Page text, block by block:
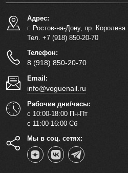
Адрес:
г. Ростов-на-Дону, пр.
Тел. +7 (918) 850-20-70
Телефон:
8 (918) 850-20-70
Email:
info@voguenail.ru
Рабочие дни/часы:
с 10:00-18:00 Пн-Пт
с 11:00-16:00 Сб
Мы в соц. сетях: